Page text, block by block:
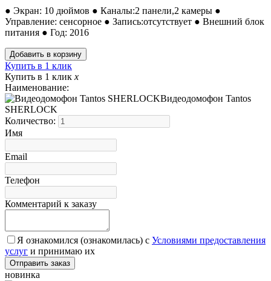
● Экран: 10 дюймов ● Каналы:2 панели,2 камеры ●
Управление: сенсорное ● Запись:отсутствует ● Внешний блок
питания ● Год: 2016
Купить в 1 клик
Купить в 1 клик x
Наименование:
Видеодомофон Tantos
SHERLOCK
Количество:
Имя
Email
Телефон
Комментарий к заказу
Я ознакомился (ознакомилась) с Условиями предоставления
услуг и принимаю их
новинка